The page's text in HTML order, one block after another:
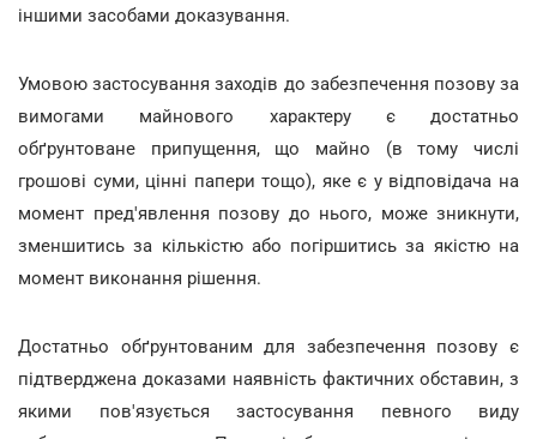
іншими засобами доказування.
Умовою застосування заходів до забезпечення позову за
вимогами майнового характеру є достатньо
обґрунтоване припущення, що майно (в тому числі
грошові суми, цінні папери тощо), яке є у відповідача на
момент пред'явлення позову до нього, може зникнути,
зменшитись за кількістю або погіршитись за якістю на
момент виконання рішення.
Достатньо обґрунтованим для забезпечення позову є
підтверджена доказами наявність фактичних обставин, з
якими пов'язується застосування певного виду